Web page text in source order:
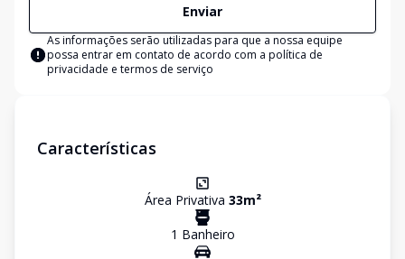
Enviar
As informações serão utilizadas para que a nossa equipe
possa entrar em contato de acordo com a política de
privacidade e termos de serviço
Características
Área Privativa 33m²
1 Banheiro